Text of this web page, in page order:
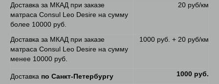
Доставка за МКАД при заказе
матраса Consul Leo Desire на сумму
более 10000 руб.
20 руб/км
Доставка за МКАД при заказе
матраса Consul Leo Desire на сумму
менее 10000 руб.
1000 руб. + 20 руб/км
Доставка по Санкт-Петербургу
1000 руб.